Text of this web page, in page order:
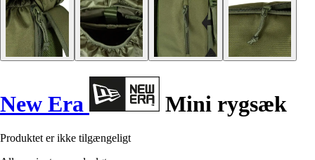
New Era Mini rygsæk
Produktet er ikke tilgængeligt